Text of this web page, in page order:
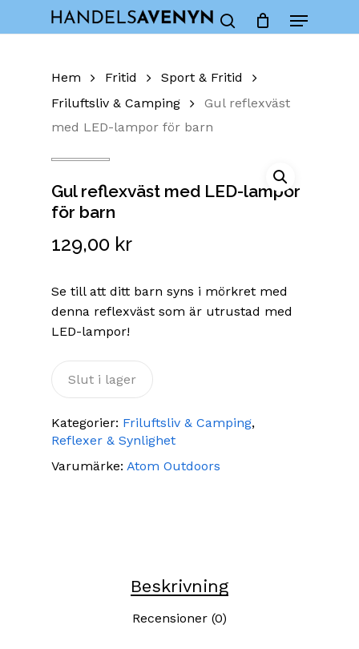
Menu
Cart Close
Hem Fritid
Sport & Fritid
Friluftsliv & Camping
Gul reflexväst
med LED-lampor för barn
Gul reflexväst med LED-lampor
för barn
129,00 kr
Se till att ditt barn syns i mörkret med
denna reflexväst som är utrustad med
LED-lampor!
Slut i lager
Kategorier: Friluftsliv & Camping,
Reflexer & Synlighet
Varumärke: Atom Outdoors
Beskrivning
Recensioner (0)